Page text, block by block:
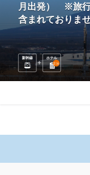
月出発） ※旅行
含まれておりませ
新幹線
ホテル
2泊